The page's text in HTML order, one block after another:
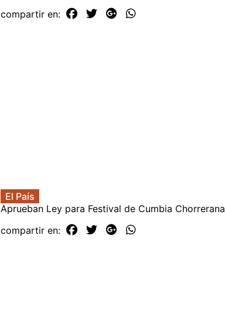
compartir en:
El País
Aprueban Ley para Festival de Cumbia Chorrerana
compartir en: